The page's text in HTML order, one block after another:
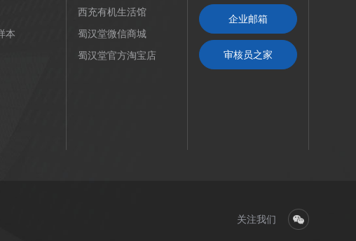
本
西充有机生活馆
蜀汉堂微信商城
蜀汉堂官方淘宝店
企业邮箱
审核员之家
关注我们